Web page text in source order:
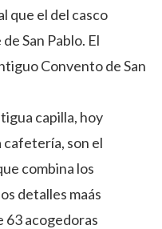
que el del casco
San Pablo. El
Convento de San
capilla, hoy
son el
combina los
detalles maás
63 acogedoras